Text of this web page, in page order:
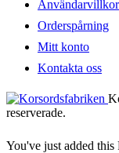
Användarvillkor
Orderspårning
Mitt konto
Kontakta oss
reserverade.
You've just added